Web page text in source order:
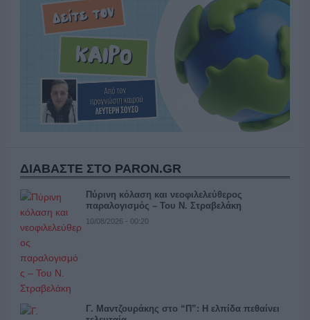
ΔΙΑΒΑΣΤΕ ΣΤΟ PARON.GR
Πύρινη κόλαση και νεοφιλελεύθερος
παραλογισμός – Του Ν. Στραβελάκη
10/08/2026 - 00:20
Γ. Μαντζουράκης στο “Π”: Η ελπίδα πεθαίνει